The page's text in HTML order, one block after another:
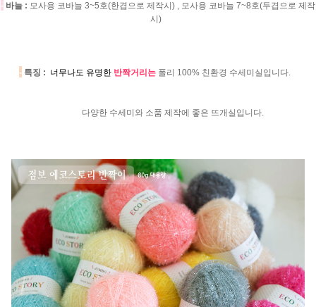
- 바늘 : 모사용 코바늘 3~5호(한겹으로 제작시) , 모사용 코바늘 7~8호(두겹으로 제작
시)
- 특징 : 너무나도 유명한 반짝거리는 폴리 100% 친환경 수세미실입니다.
다양한 수세미와 소품 제작에 좋은 뜨개실입니다.